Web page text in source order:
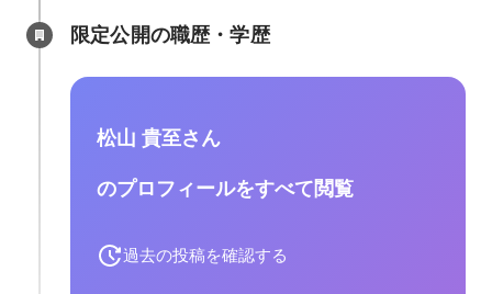
限定公開の職歴・学歴
松山 貴至さん
のプロフィールをすべて閲覧
過去の投稿を確認する